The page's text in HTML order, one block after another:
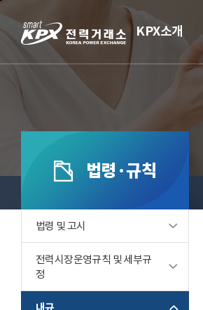
KPX소개
법령·규칙
법령 및 고시
전력시장운영규칙 및 세부규
정